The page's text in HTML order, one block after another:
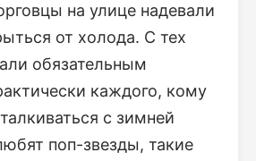
на улице надевали
от холода. С тех
обязательным
каждого, кому
с зимней
поп-звезды, такие